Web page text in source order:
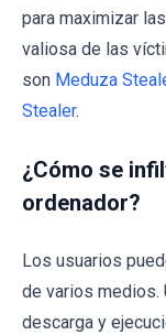
para maximizar
valiosa de las
son Meduza
Stealer.
¿Cómo se
ordenador?
Los usuarios
de varios medios.
descarga y